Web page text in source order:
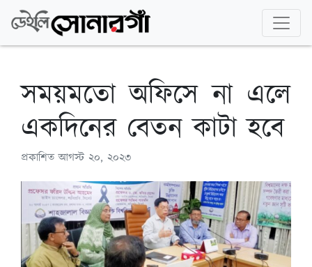
সময়মতো অফিসে না এলে
একদিনের বেতন কাটা হবে
প্রকাশিতআগস্ট ২০, ২০২৩